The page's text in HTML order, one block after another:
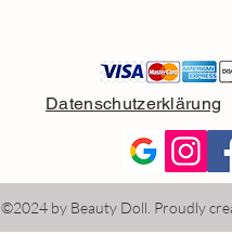
Datenschutzerklärung
©2024 by Beauty Doll. Proudly